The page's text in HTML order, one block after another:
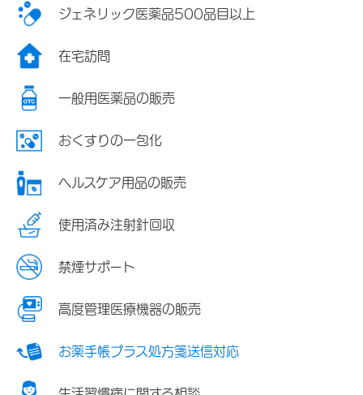
ジェネリック医薬品500品目以上
在宅訪問
一般用医薬品の販売
おくすりの一包化
ヘルスケア用品の販売
使用済み注射針回収
禁煙サポート
高度管理医療機器の販売
お薬手帳プラス処方箋送信対応